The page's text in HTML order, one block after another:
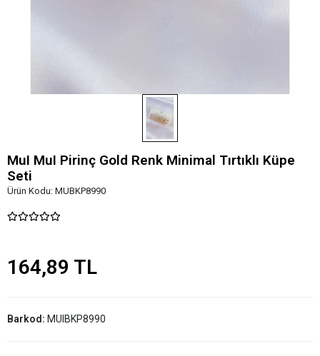
MuI MuI Pirinç Gold Renk Minimal Tırtıklı Küpe
Seti
Ürün Kodu: MUBKP8990
164,89 TL
Barkod: MUIBKP8990